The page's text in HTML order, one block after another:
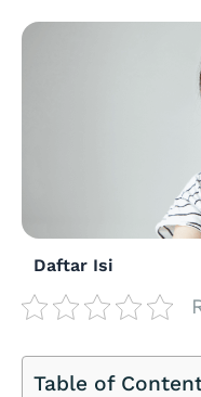
Daftar Isi
Table of